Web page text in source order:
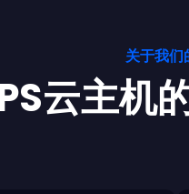
关于我们
云主机